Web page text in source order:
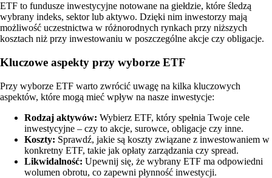
ETF to fundusze inwestycyjne notowane na giełdzie, które śledzą
wybrany indeks, sektor lub aktywo. Dzięki nim inwestorzy mają
możliwość uczestnictwa w różnorodnych rynkach przy niższych
kosztach niż przy inwestowaniu w poszczególne akcje czy obligacje.
Kluczowe aspekty przy wyborze ETF
Przy wyborze ETF warto zwrócić uwagę na kilka kluczowych
aspektów, które mogą mieć wpływ na nasze inwestycje:
Rodzaj aktywów: Wybierz ETF, który spełnia Twoje cele
inwestycyjne – czy to akcje, surowce, obligacje czy inne.
Koszty: Sprawdź, jakie są koszty związane z inwestowaniem w
konkretny ETF, takie jak opłaty zarządzania czy spread.
Likwidalność: Upewnij się, że wybrany ETF ma odpowiedni
wolumen obrotu, co zapewni płynność inwestycji.